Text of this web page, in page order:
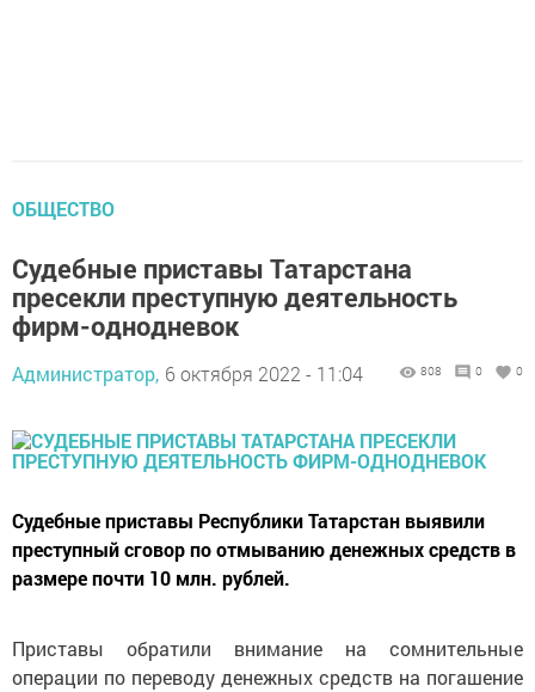
ОБЩЕСТВО
Судебные приставы Татарстана
пресекли преступную деятельность
фирм-однодневок
Администратор, 6 октября 2022 - 11:04 808 0 0
Судебные приставы Республики Татарстан выявили
преступный сговор по отмыванию денежных средств в
размере почти 10 млн. рублей.
Приставы обратили внимание на сомнительные
операции по переводу денежных средств на погашение